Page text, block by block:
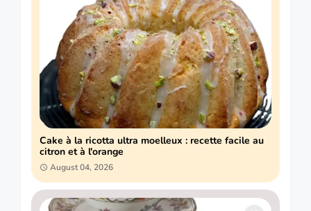
Cake à la ricotta ultra moelleux : recette facile au
citron et à l'orange
August 04, 2026